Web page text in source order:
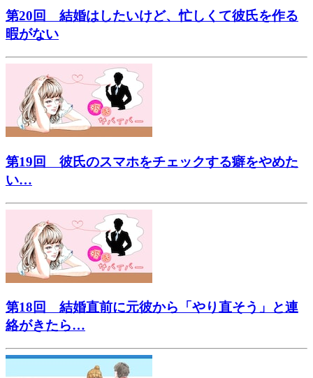
第20回 結婚はしたいけど、忙しくて彼氏を作る
暇がない
第19回 彼氏のスマホをチェックする癖をやめた
い…
第18回 結婚直前に元彼から「やり直そう」と連
絡がきたら…